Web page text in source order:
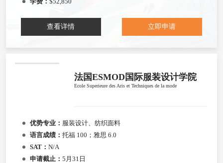
查看详情 立即申请
法国ESMOD国际服装设计学院
Ecole Superieure des Aris et Techniques de la mode
优势专业： 服装设计、纺织面料
语言成绩： 托福 100；雅思 6.0
SAT： N/A
申请截止： 5月31日